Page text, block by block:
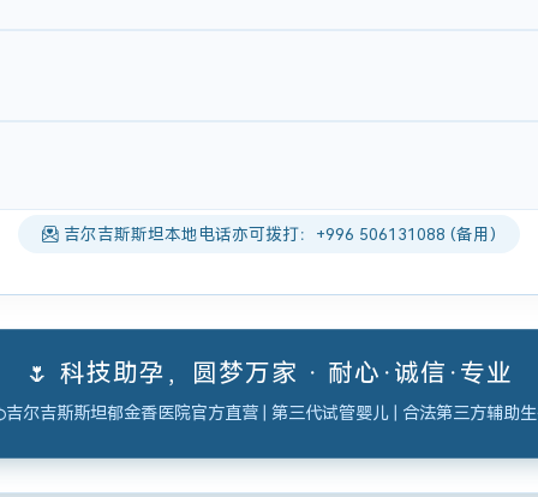
吉尔吉斯斯坦本地电话亦可拨打：+996 506131088 (备用)
🌷 科技助孕，圆梦万家 · 耐心·诚信·专业
吉尔吉斯斯坦郁金香医院官方直营 | 第三代试管婴儿 | 合法第三方辅助